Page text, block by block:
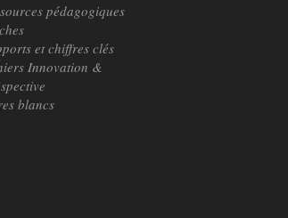
pédagogiques
et chiffres clés
Innovation &
blancs